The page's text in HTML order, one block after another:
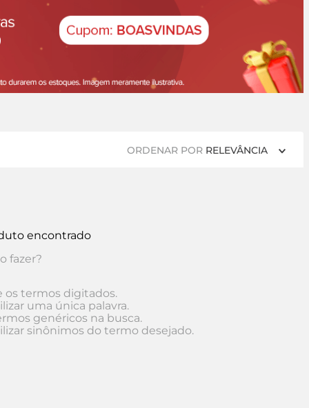
ORDENAR POR RELEVÂNCIA
encontrado
fazer?
os termos digitados.
uma única palavra.
genéricos na busca.
sinônimos do termo desejado.